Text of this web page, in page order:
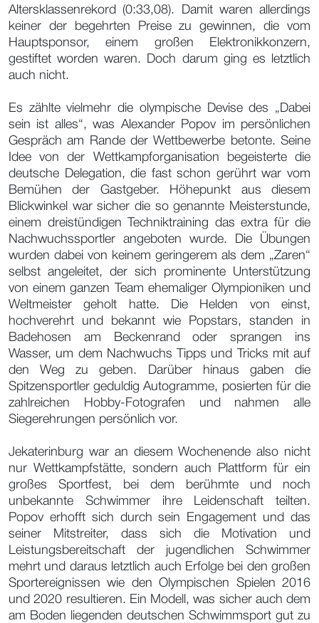
Altersklassenrekord (0:33,08). Damit waren allerdings
keiner der begehrten Preise zu gewinnen, die vom
Hauptsponsor, einem großen Elektronikkonzern,
gestiftet worden waren. Doch darum ging es letztlich
auch nicht.
Es zählte vielmehr die olympische Devise des „Dabei
sein ist alles“, was Alexander Popov im persönlichen
Gespräch am Rande der Wettbewerbe betonte. Seine
Idee von der Wettkampforganisation begeisterte die
deutsche Delegation, die fast schon gerührt war vom
Bemühen der Gastgeber. Höhepunkt aus diesem
Blickwinkel war sicher die so genannte Meisterstunde,
einem dreistündigen Techniktraining das extra für die
Nachwuchssportler angeboten wurde. Die Übungen
wurden dabei von keinem geringerem als dem „Zaren“
selbst angeleitet, der sich prominente Unterstützung
von einem ganzen Team ehemaliger Olympioniken und
Weltmeister geholt hatte. Die Helden von einst,
hochverehrt und bekannt wie Popstars, standen in
Badehosen am Beckenrand oder sprangen ins
Wasser, um dem Nachwuchs Tipps und Tricks mit auf
den Weg zu geben. Darüber hinaus gaben die
Spitzensportler geduldig Autogramme, posierten für die
zahlreichen Hobby-Fotografen und nahmen alle
Siegerehrungen persönlich vor.
Jekaterinburg war an diesem Wochenende also nicht
nur Wettkampfstätte, sondern auch Plattform für ein
großes Sportfest, bei dem berühmte und noch
unbekannte Schwimmer ihre Leidenschaft teilten.
Popov erhofft sich durch sein Engagement und das
seiner Mitstreiter, dass sich die Motivation und
Leistungsbereitschaft der jugendlichen Schwimmer
mehrt und daraus letztlich auch Erfolge bei den großen
Sportereignissen wie den Olympischen Spielen 2016
und 2020 resultieren. Ein Modell, was sicher auch dem
am Boden liegenden deutschen Schwimmsport gut zu